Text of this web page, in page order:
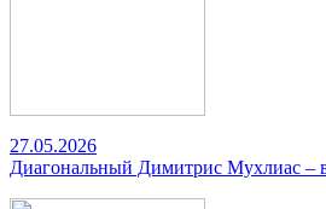
27.05.2026
Диагональный Димитрис Мухлиас – в